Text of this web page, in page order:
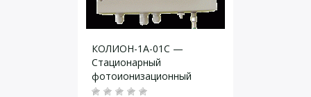
КОЛИОН-1А-01С —
Стационарный
фотоионизационный
газоанализатор